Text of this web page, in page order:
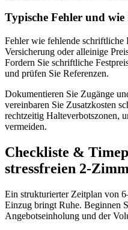
Typische Fehler und wie
Fehler wie fehlende schriftliche
Versicherung oder alleinige
Fordern Sie schriftliche
und prüfen Sie Referenzen.
Dokumentieren Sie Zugänge
vereinbaren Sie Zusatzkosten
rechtzeitig Halteverbotszonen,
vermeiden.
Checkliste &
stressfreien
Ein strukturierter Zeitplan von
Einzug bringt Ruhe. Beginnen
Angebotseinholung und der